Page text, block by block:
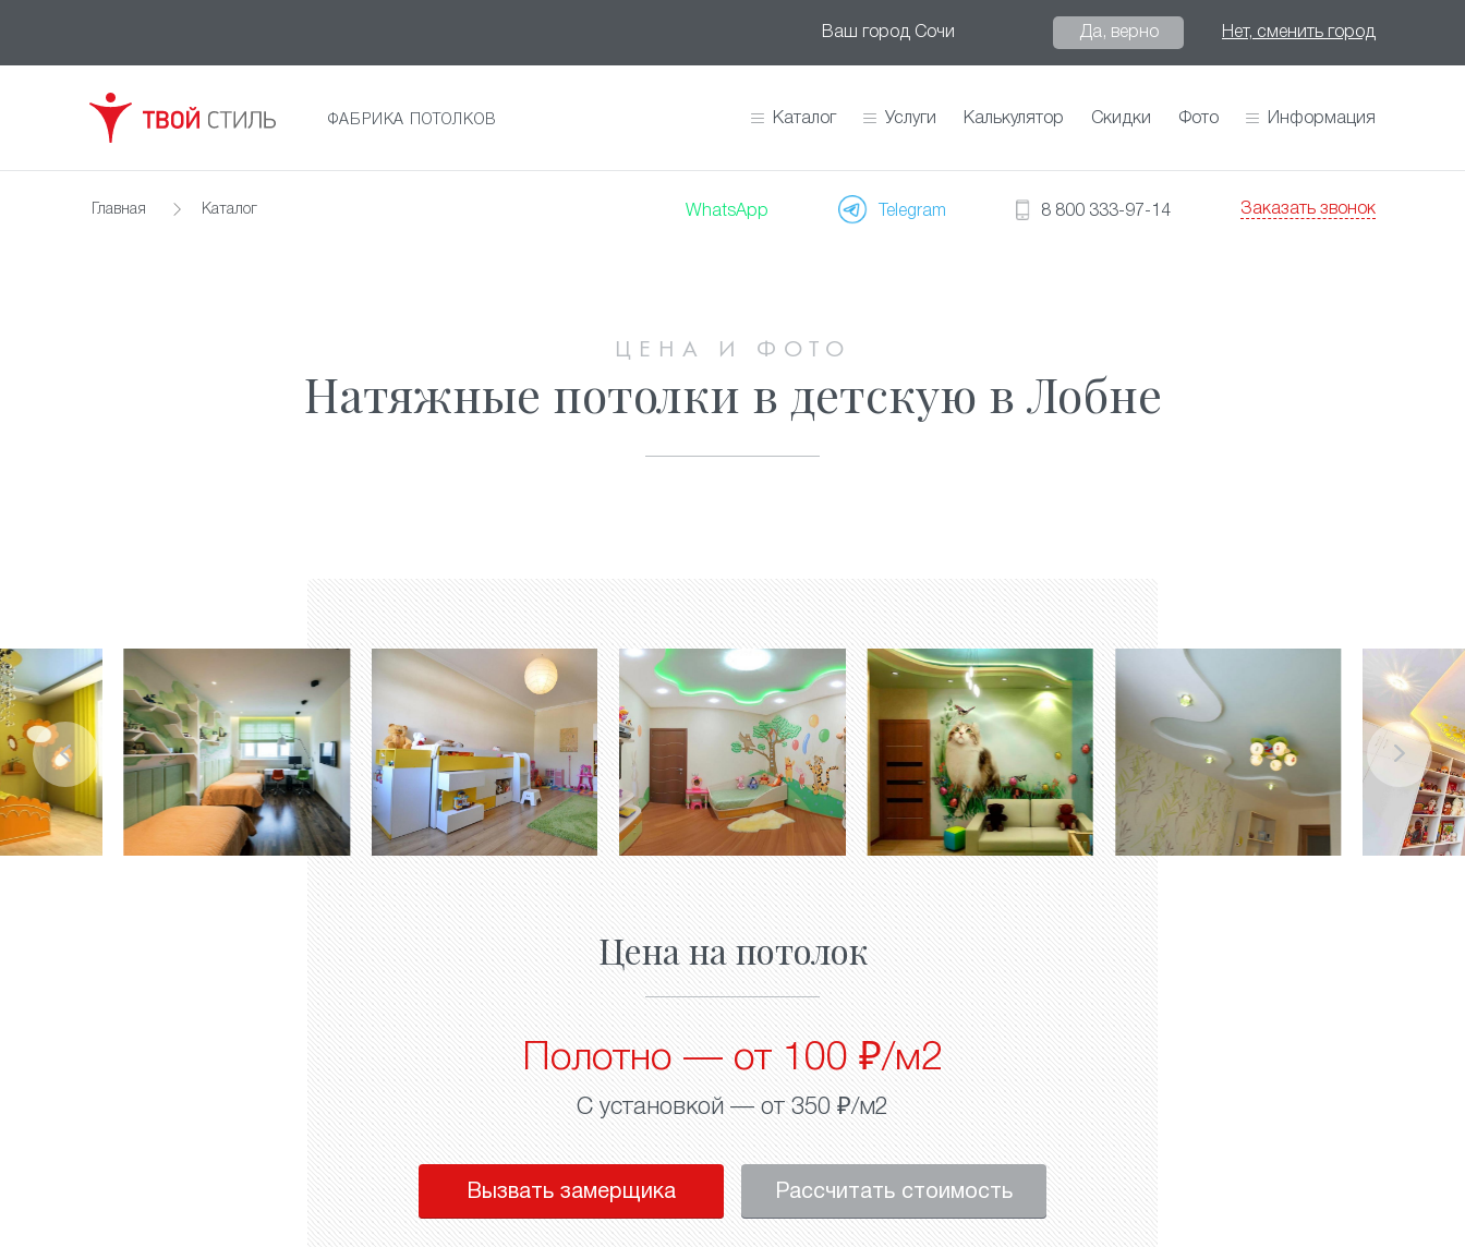
Ваш город Сочи Да, верно Нет, сменить город
ФАБРИКА ПОТОЛКОВ Каталог Услуги Калькулятор Скидки Фото Информация
Главная Каталог WhatsApp Telegram 8 800 333-97-14 Заказать звонок
ЦЕНА И ФОТО
Натяжные потолки в детскую в Лобне
Цена на потолок
Полотно — от 100 ₽/м2
С установкой — от 350 ₽/м2
Вызвать замерщика Рассчитать стоимость